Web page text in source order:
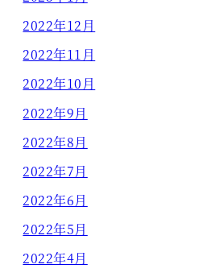
2022年12月
2022年11月
2022年10月
2022年9月
2022年8月
2022年7月
2022年6月
2022年5月
2022年4月